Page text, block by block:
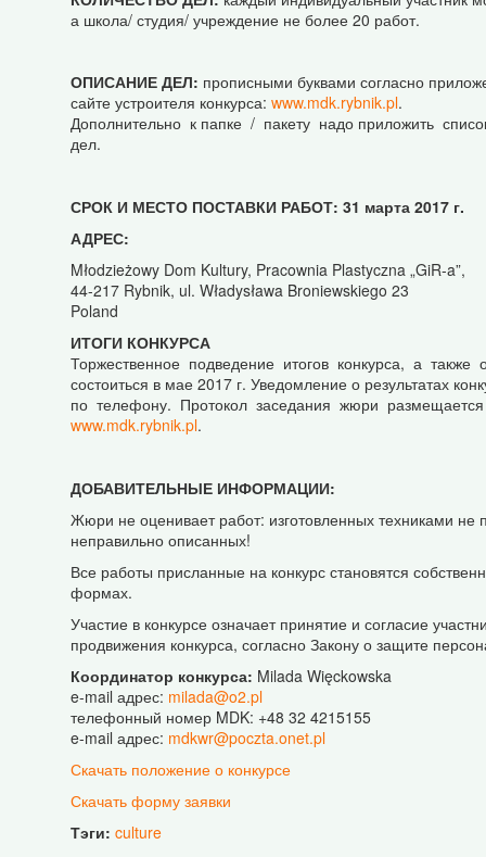
а школа/ студия/ учреждение не более 20 работ.
ОПИСАНИЕ ДЕЛ: прописными буквами согласно
сайте устроителя конкурса: www.mdk.rybnik.pl.
Дополнительно к папке / пакету надо приложить
дел.
СРОК И МЕСТО ПОСТАВКИ РАБОТ: 31 марта 2017 г.
АДРЕС:
Młodzieżowy Dom Kultury, Pracownia Plastyczna „GiR-a”,
44-217 Rybnik, ul. Władysława Broniewskiego 23
Poland
ИТОГИ КОНКУРСА
Торжественное подведение итогов конкурса, а также
состоиться в мае 2017 г. Уведомление о результатах
по телефону. Протокол заседания жюри
www.mdk.rybnik.pl.
ДОБАВИТЕЛЬНЫЕ ИНФОРМАЦИИ:
Жюри не оценивает работ: изготовленных техниками
неправильно описанных!
Все работы присланные на конкурс становятся
формах.
Участие в конкурсе означает принятие и согласие
продвижения конкурса, согласно Закону о защите
Координатор конкурса: Milada Więckowska
e-mail адрес: milada@o2.pl
телефонный номер MDK: +48 32 4215155
e-mail адрес: mdkwr@poczta.onet.pl
Скачать положение о конкурсе
Скачать форму заявки
Тэги: culture